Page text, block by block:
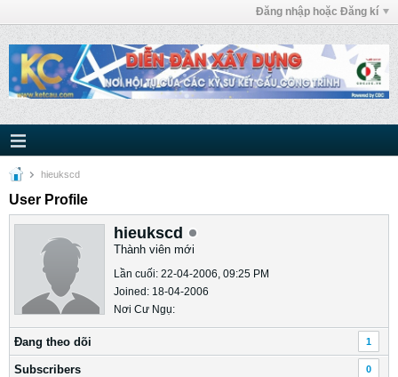
Đăng nhập hoặc Đăng kí
hieukscd
User Profile
hieukscd
Thành viên mới
Lần cuối: 22-04-2006, 09:25 PM
Joined: 18-04-2006
Nơi Cư Ngụ:
Ðang theo dõi 1
Subscribers 0